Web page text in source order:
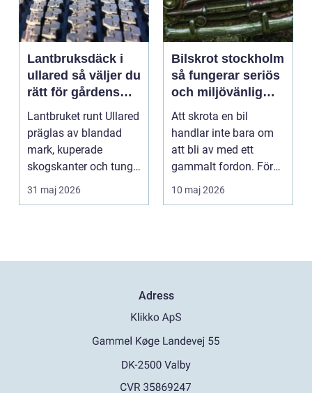
Lantbruksdäck i
ullared så väljer du
rätt för gårdens
behov
Lantbruket runt Ullared
präglas av blandad
mark, kuperade
skogskanter och tunga
arbetsmoment.
Däckva...
31 maj 2026
Bilskrot stockholm
så fungerar seriös
och miljövänlig
bilskrotning
Att skrota en bil
handlar inte bara om
att bli av med ett
gammalt fordon. För
bilägare i och runt St...
10 maj 2026
Adress